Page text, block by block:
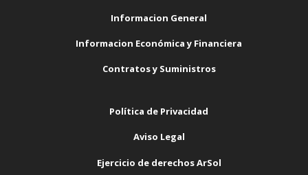
Informacion General
Informacion Económica y Financiera
Contratos y Suministros
Política de Privacidad
Aviso Legal
Ejercicio de derechos ArSol